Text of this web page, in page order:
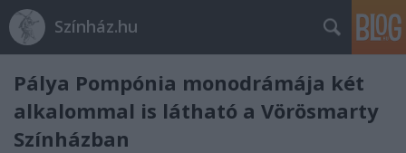
Színház.hu
Pálya Pompónia monodrámája két
alkalommal is látható a Vörösmarty
Színházban